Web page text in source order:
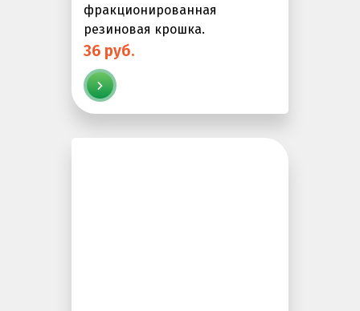
фракционированная
резиновая крошка.
36 руб.